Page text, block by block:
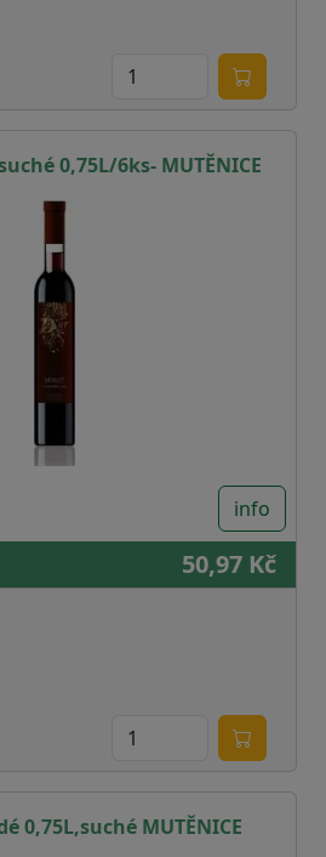
0,75L/6ks- MUTĚNICE
info
50,97 Kč
0,75L,suché MUTĚNICE